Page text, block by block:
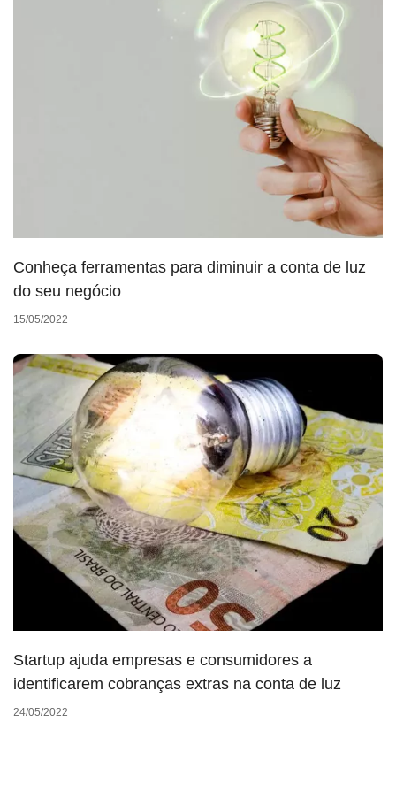
Conheça ferramentas para diminuir a conta de luz
do seu negócio
15/05/2022
Startup ajuda empresas e consumidores a
identificarem cobranças extras na conta de luz
24/05/2022